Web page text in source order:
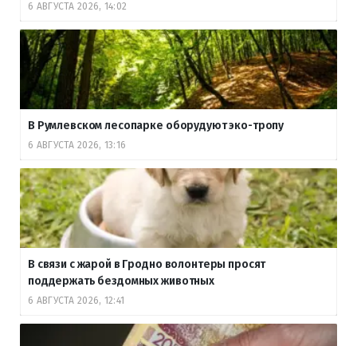
6 АВГУСТА 2026, 14:02
В Румлевском лесопарке оборудуют эко-тропу
6 АВГУСТА 2026, 13:16
В связи с жарой в Гродно волонтеры просят
поддержать бездомных животных
6 АВГУСТА 2026, 12:41